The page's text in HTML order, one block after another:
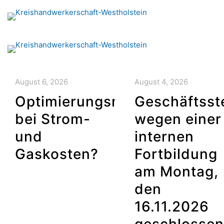
August 6, 2026
Optimierungsmöglichkeiten
bei Strom-
und
Gaskosten?
August 4, 2026
wegen einer
internen
Fortbildung
am Montag,
den
16.11.2026